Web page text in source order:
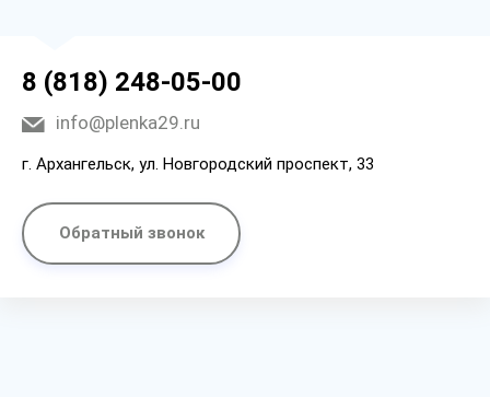
8 (818) 248-05-00
info@plenka29.ru
г. Архангельск, ул. Новгородский проспект, 33
Обратный звонок